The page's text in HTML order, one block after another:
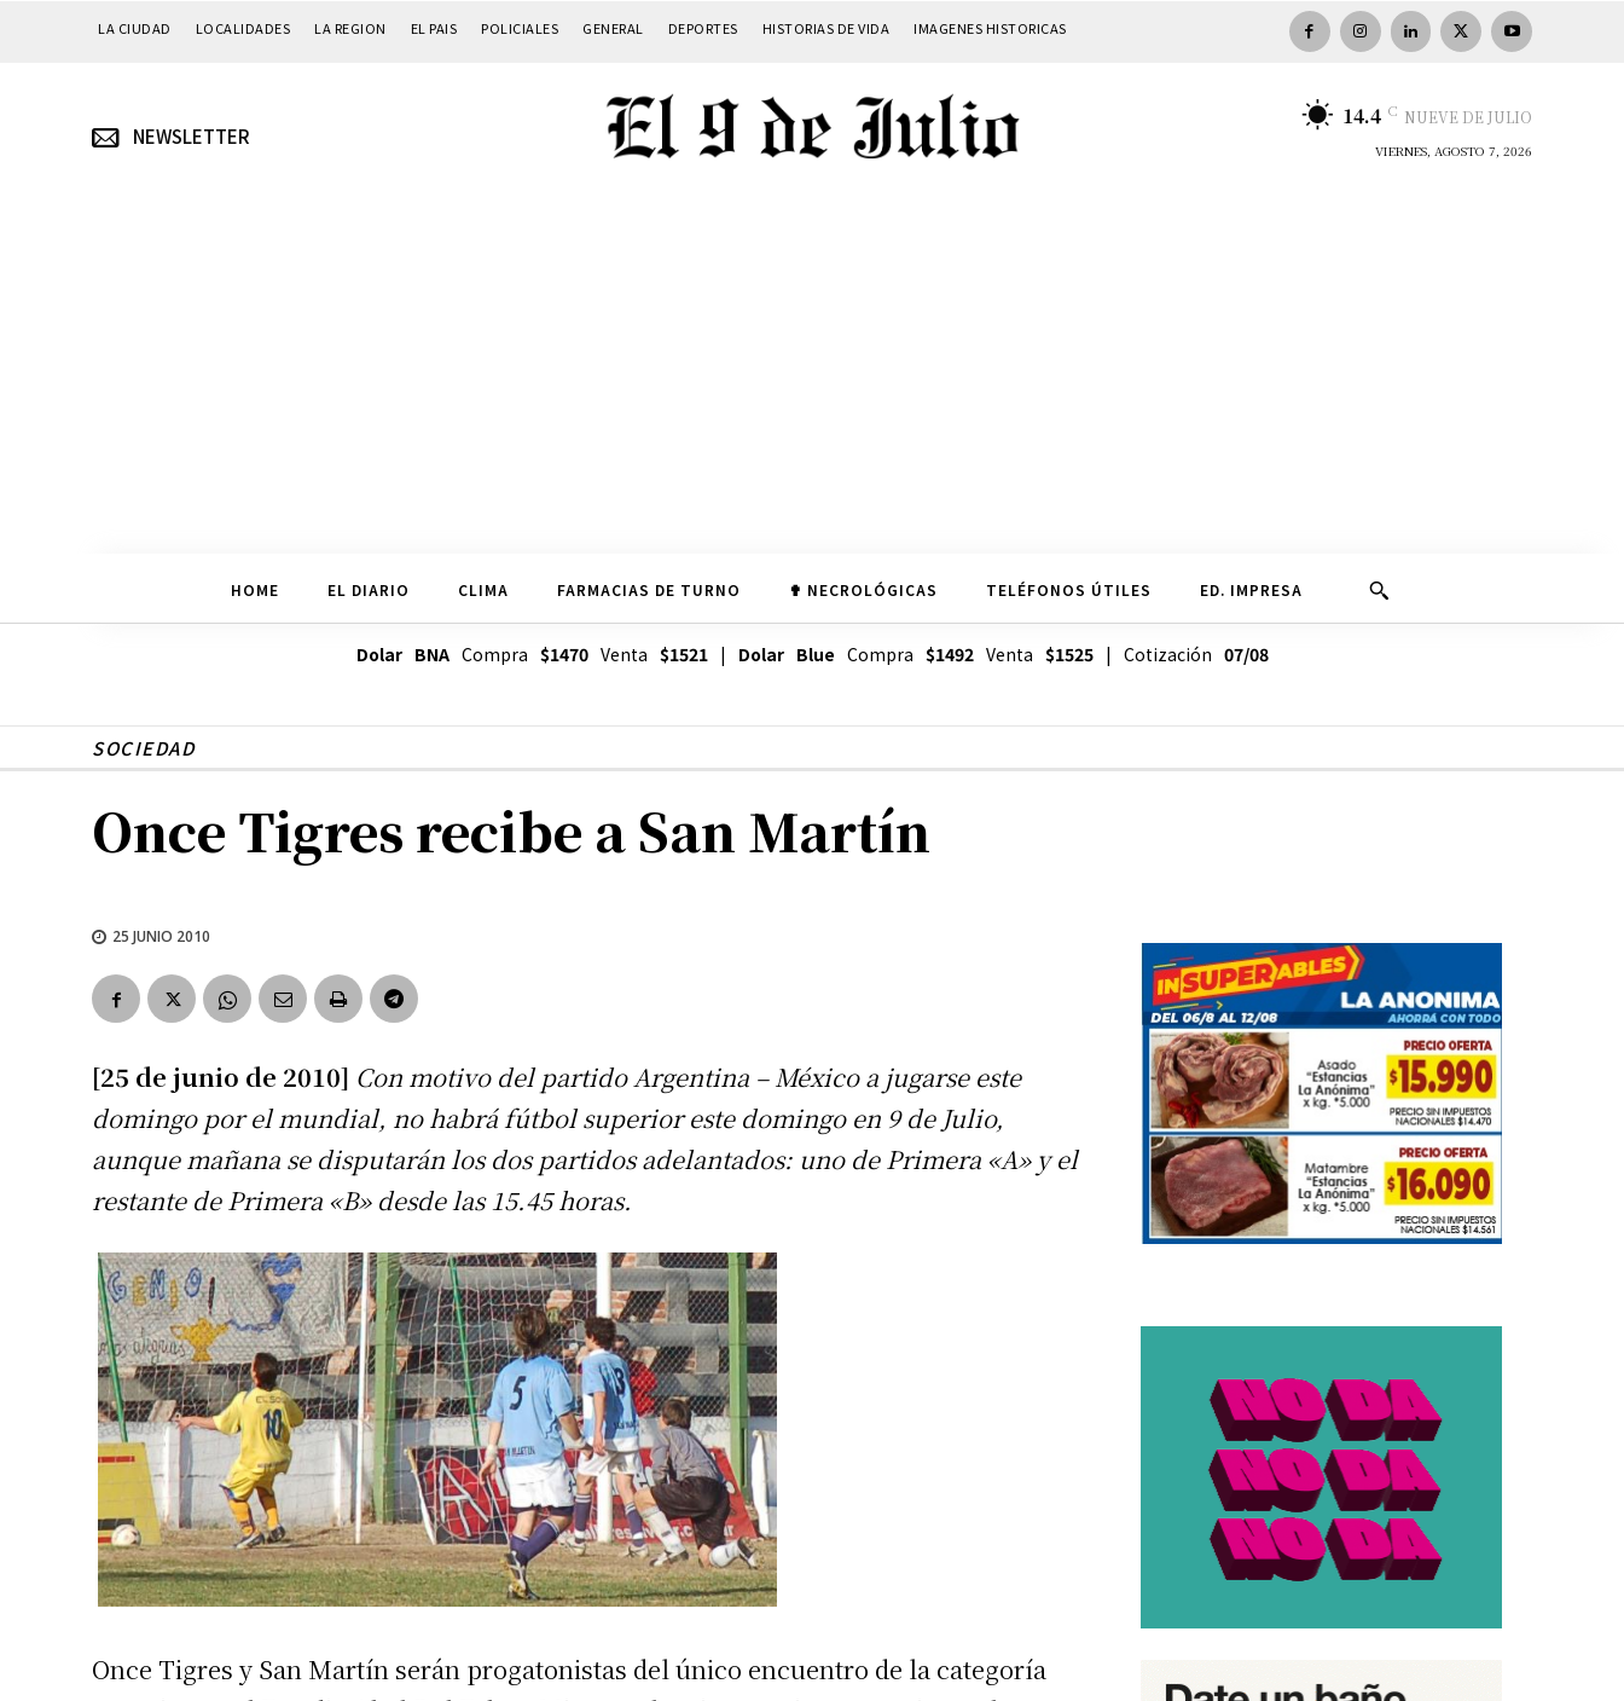
LA CIUDAD LOCALIDADES LA REGION EL PAIS POLICIALES GENERAL DEPORTES HISTORIAS DE VIDA IMAGENES HISTORICAS
NEWSLETTER
14.4 C NUEVE DE JULIO
VIERNES, AGOSTO 7, 2026
HOME EL DIARIO CLIMA FARMACIAS DE TURNO ✟ NECROLÓGICAS TELÉFONOS ÚTILES ED. IMPRESA
Dolar BNACompra $1470Venta $1521| Dolar Blue Compra $1492Venta $1525| Cotización 07/08
SOCIEDAD
Once Tigres recibe a San Martín
25 JUNIO 2010
[25 de junio de 2010] Con motivo del partido Argentina – México a jugarse este
domingo por el mundial, no habrá fútbol superior este domingo en 9 de Julio,
aunque mañana se disputarán los dos partidos adelantados: uno de Primera «A» y el
restante de Primera «B» desde las 15.45 horas.
Once Tigres y San Martín serán progatonistas del único encuentro de la categoría